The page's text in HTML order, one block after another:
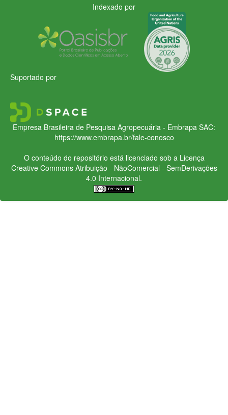
Indexado por
Suportado por
Empresa Brasileira de Pesquisa Agropecuária - Embrapa SAC:
https://www.embrapa.br/fale-conosco
O conteúdo do repositório está licenciado sob a Licença
Creative CommonsAtribuição - NãoComercial - SemDerivações
4.0 Internacional.